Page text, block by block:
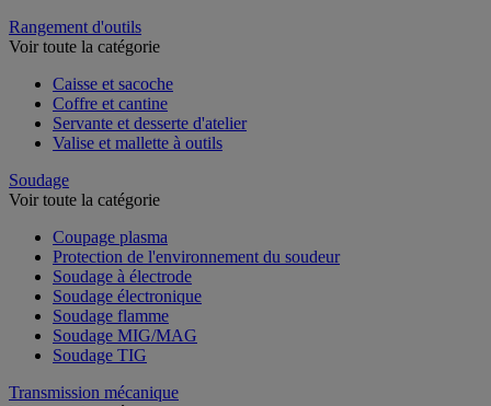
Rangement d'outils
Voir toute la catégorie
Caisse et sacoche
Coffre et cantine
Servante et desserte d'atelier
Valise et mallette à outils
Soudage
Voir toute la catégorie
Coupage plasma
Protection de l'environnement du soudeur
Soudage à électrode
Soudage électronique
Soudage flamme
Soudage MIG/MAG
Soudage TIG
Transmission mécanique